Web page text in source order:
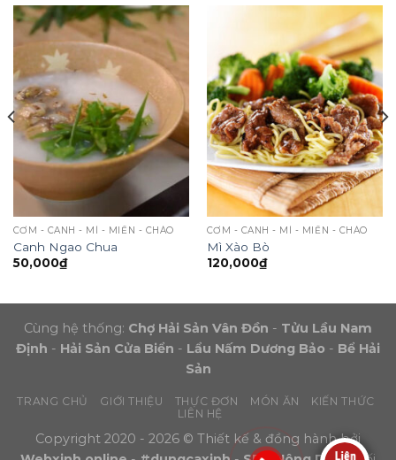
CƠM - CANH - MÌ - MIẾN - CHÁO
Canh Ngao Chua
50,000₫
CƠM - CANH - MÌ - MIẾN - CHÁO
Mì Xào Bò
120,000₫
Cùng hệ thống: Chợ Hải Sản Vân Đồn - Tửu Lầu Nam
Định - Hải Sản Cửa Biển - Lẩu Nấm Dương Bảo - Bể Hải
Sản
TRANG CHỦ GIỚI THIỆU THỰC ĐƠN MÓN ĂN
KIẾN THỨC
LIÊN HỆ
Copyright 2020 - 2026 © Thiết kế & đồng hành bởi